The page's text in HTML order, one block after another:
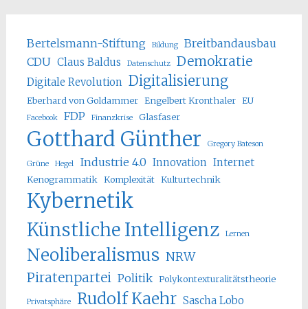
Bertelsmann-Stiftung Bildung
Breitbandausbau
CDU Claus Baldus Datenschutz Demokratie
Digitale Revolution Digitalisierung
Eberhard von Goldammer Engelbert Kronthaler EU
Facebook FDP Finanzkrise Glasfaser
Gotthard Günther Gregory Bateson
Grüne Hegel Industrie 4.0 Innovation Internet
Kenogrammatik Komplexität Kulturtechnik
Kybernetik
Künstliche Intelligenz Lernen
Neoliberalismus NRW
Piratenpartei Politik Polykontexturalitätstheorie
Privatsphäre Rudolf Kaehr Sascha Lobo